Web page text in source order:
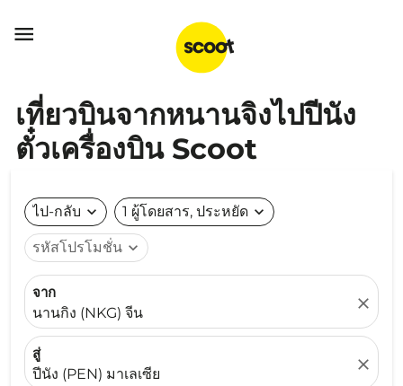

เที่ยวบินจากหนานจิงไปปีนัง
ตั๋วเครื่องบิน Scoot
ไป-กลับ expand_more 1 ผู้โดยสาร, ประหยัด expand_more
รหัสโปรโมชั่น expand_more
จาก
นานกิง (NKG) จีน
close
สู่
ปีนัง (PEN) มาเลเซีย
close